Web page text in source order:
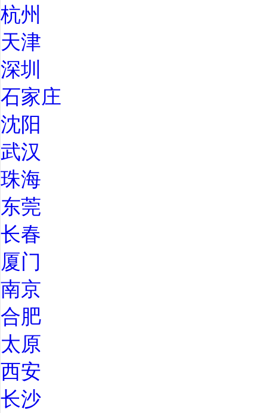
杭州
天津
深圳
石家庄
沈阳
武汉
珠海
东莞
长春
厦门
南京
合肥
太原
西安
长沙